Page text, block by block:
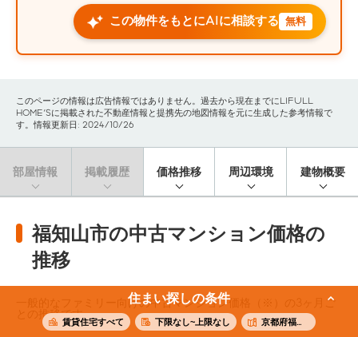
住まい探しの条件
賃貸住宅すべて 下限なし~上限なし 京都府福知山市
この物件をもとにAIに相談する 無料
このページの情報は広告情報ではありません。過去から現在までにLIFULL
HOME'Sに掲載された不動産情報と提携先の地図情報を元に生成した参考情報で
す。情報更新日: 2024/10/26
部屋情報 掲載履歴 価格推移 周辺環境 建物概要
福知山市の中古マンション価格の
推移
一般的なファミリー向けの中古マンション価格（※）の3ヶ月ご
との推移です。